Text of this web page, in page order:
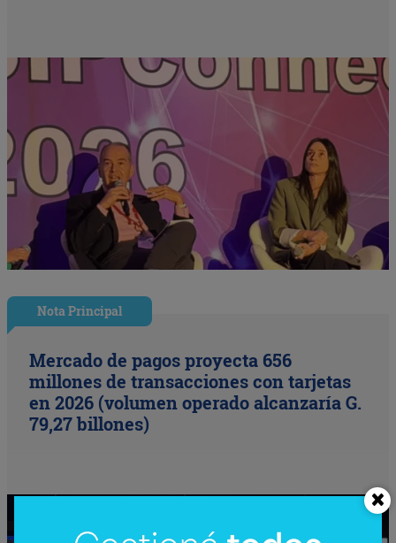
Nota Principal
Mercado de pagos proyecta 656
millones de transacciones con tarjetas
en 2026 (volumen operado alcanzaría G.
79,27 billones)